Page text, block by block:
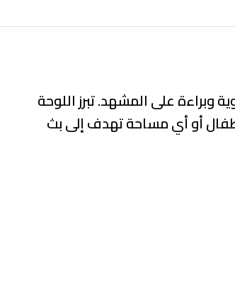
على المشهد. تبرز اللوحة
أو أي مساحة تهدف إلى بث